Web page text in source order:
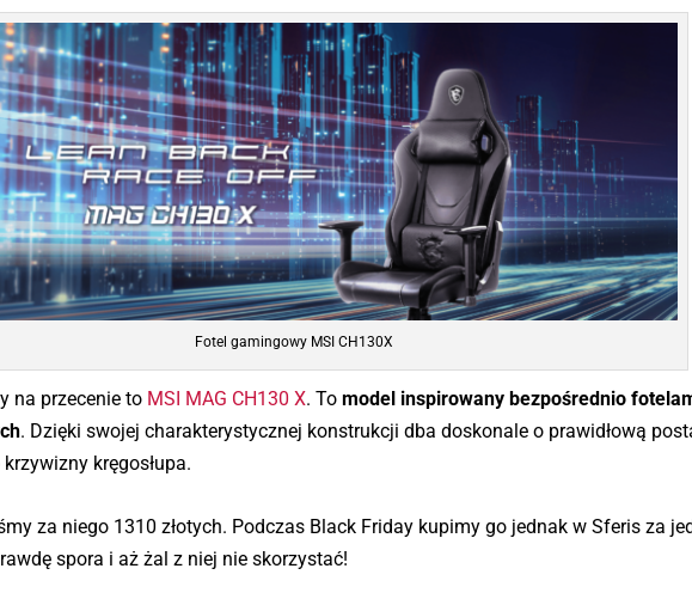
Fotel gamingowy MSI CH130X
na przecenie to MSI MAG CH130 X. Tomodel inspirowany bezpośrednio
. Dzięki swojej charakterystycznej konstrukcji dba doskonale o prawidłową
kręgosłupa.
za niego 1310 złotych. Podczas Black Friday kupimy go jednak w Sferis za
spora i aż żal z niej nie skorzystać!